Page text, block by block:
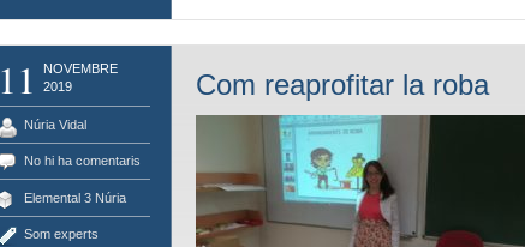
11
NOVEMBRE
2019
Núria Vidal
No hi ha comentaris
Elemental 3 Núria
Som experts
Com reaprofitar la roba